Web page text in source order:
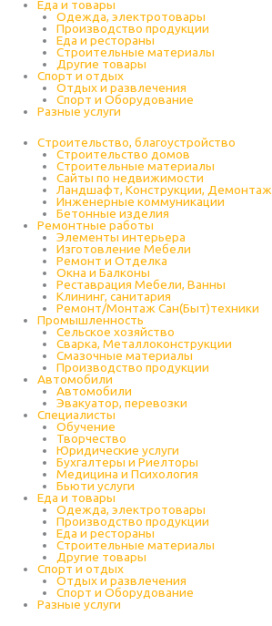
Еда и товары
Одежда, электротовары
Производство продукции
Еда и рестораны
Строительные материалы
Другие товары
Спорт и отдых
Отдых и развлечения
Спорт и Оборудование
Разные услуги
Строительство, благоустройство
Строительство домов
Строительные материалы
Сайты по недвижимости
Ландшафт, Конструкции, Демонтаж
Инженерные коммуникации
Бетонные изделия
Ремонтные работы
Элементы интерьера
Изготовление Мебели
Ремонт и Отделка
Окна и Балконы
Реставрация Мебели, Ванны
Клининг, санитария
Ремонт/Монтаж Сан(Быт)техники
Промышленность
Cельское хозяйство
Сварка, Металлоконструкции
Cмазочные материалы
Производство продукции
Автомобили
Автомобили
Эвакуатор, перевозки
Специалисты
Обучение
Творчество
Юридические услуги
Бухгалтеры и Риелторы
Медицина и Психология
Бьюти услуги
Еда и товары
Одежда, электротовары
Производство продукции
Еда и рестораны
Строительные материалы
Другие товары
Спорт и отдых
Отдых и развлечения
Спорт и Оборудование
Разные услуги